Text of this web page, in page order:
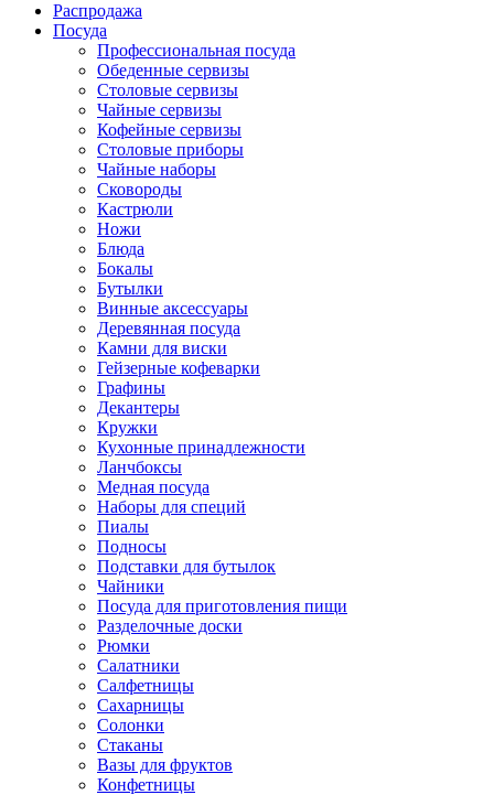
Распродажа
Посуда
Профессиональная посуда
Обеденные сервизы
Столовые сервизы
Чайные сервизы
Кофейные сервизы
Столовые приборы
Чайные наборы
Сковороды
Кастрюли
Ножи
Блюда
Бокалы
Бутылки
Винные аксессуары
Деревянная посуда
Камни для виски
Гейзерные кофеварки
Графины
Декантеры
Кружки
Кухонные принадлежности
Ланчбоксы
Медная посуда
Наборы для специй
Пиалы
Подносы
Подставки для бутылок
Чайники
Посуда для приготовления пищи
Разделочные доски
Рюмки
Салатники
Салфетницы
Сахарницы
Солонки
Стаканы
Вазы для фруктов
Конфетницы